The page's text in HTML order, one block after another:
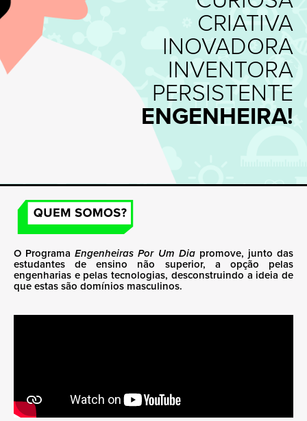
CRIATIVA
INOVADORA
INVENTORA
PERSISTENTE
ENGENHEIRA!
O ProgramaEngenheiras Por Um Diapromove, junto das
estudantes de ensino não superior, a opção pelas
engenharias e pelas tecnologias, desconstruindo a ideia de
que estas são domínios masculinos.